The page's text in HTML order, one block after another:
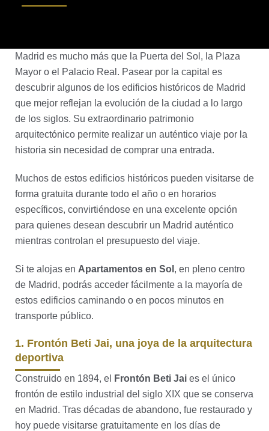
Madrid es mucho más que la Puerta del Sol, la Plaza
Mayor o el Palacio Real. Pasear por la capital es
descubrir algunos de los edificios históricos de Madrid
que mejor reflejan la evolución de la ciudad a lo largo
de los siglos. Su extraordinario patrimonio
arquitectónico permite realizar un auténtico viaje por la
historia sin necesidad de comprar una entrada.
Muchos de estos edificios históricos pueden visitarse de
forma gratuita durante todo el año o en horarios
específicos, convirtiéndose en una excelente opción
para quienes desean descubrir un Madrid auténtico
mientras controlan el presupuesto del viaje.
Si te alojas en Apartamentos en Sol , en pleno centro
de Madrid, podrás acceder fácilmente a la mayoría de
estos edificios caminando o en pocos minutos en
transporte público.
1. Frontón Beti Jai, una joya de la arquitectura
deportiva
Construido en 1894, el Frontón Beti Jai es el único
frontón de estilo industrial del siglo XIX que se conserva
en Madrid. Tras décadas de abandono, fue restaurado y
hoy puede visitarse gratuitamente en los días de